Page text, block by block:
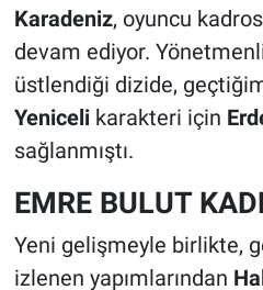
Karadeniz, oyuncu
devam ediyor.
üstlendiği dizide,
Yenicelikarakteri için
sağlanmıştı.
EMRE BULUT
Yeni gelişmeyle birlikte,
izlenen yapımlarından